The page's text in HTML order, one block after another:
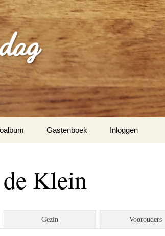
Gastenboek
Inloggen
Klein
Gezin Voorouders